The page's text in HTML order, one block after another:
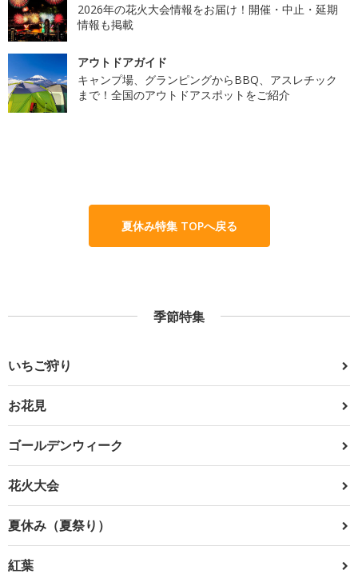
2026年の花火大会情報をお届け！開催・中止・延期
情報も掲載
アウトドアガイド
キャンプ場、グランピングからBBQ、アスレチック
まで！全国のアウトドアスポットをご紹介
夏休み特集 TOPへ戻る
季節特集
いちご狩り
お花見
ゴールデンウィーク
花火大会
夏休み（夏祭り）
紅葉